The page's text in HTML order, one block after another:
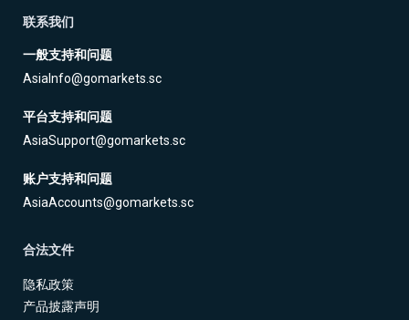
联系我们
一般支持和问题
AsiaInfo@gomarkets.sc
平台支持和问题
AsiaSupport@gomarkets.sc
账户支持和问题
AsiaAccounts@gomarkets.sc
合法文件
隐私政策
产品披露声明